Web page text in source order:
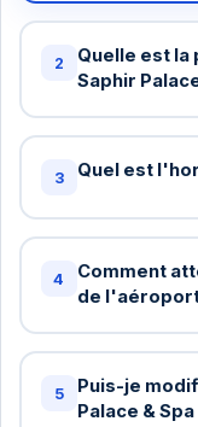
2
Quelle est la
Saphir
Annulation
arrivée à
des
3 Quel est
Check-in
chez Saphir
demander
cela
4
Comment
de
Oui! Pour
Palace &
Pour les
5
Puis-je
Palace & Spa